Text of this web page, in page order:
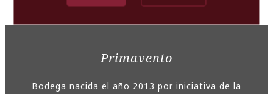
Primavento
Bodega nacida el año 2013 por iniciativa de la